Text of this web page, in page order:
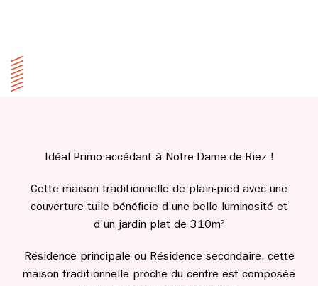
Idéal Primo-accédant à Notre-Dame-de-Riez !
Cette maison traditionnelle de plain-pied avec une
couverture tuile bénéficie d’une belle luminosité et
d’un jardin plat de 310m²
Résidence principale ou Résidence secondaire, cette
maison traditionnelle proche du centre est composée